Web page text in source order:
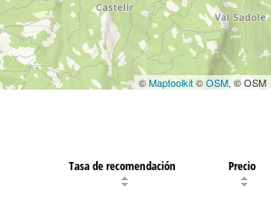
©Maptoolkit©OSM, © OSM
Tasa de recomendación Precio